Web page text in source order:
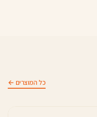
כל המוצרים ←